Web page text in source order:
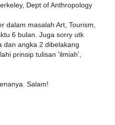
Dept of Anthropology
dalam masalah Art, Tourism,
6 bulan. Juga sorry utk
dan angka 2 dibelakang
prinsip tulisan 'ilmiah',
Salam!